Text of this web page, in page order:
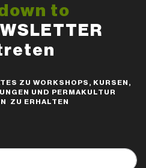
to
ZU WORKSHOPS, KURSEN,
UND PERMAKULTUR
ZU ERHALTEN